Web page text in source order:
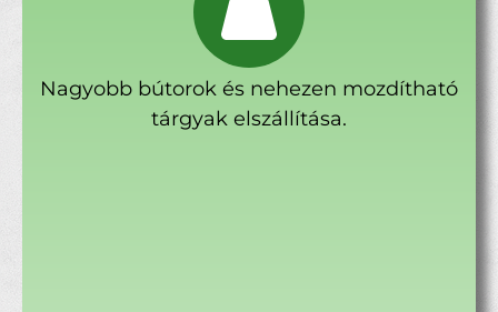
Nagyobb bútorok és nehezen mozdítható
tárgyak elszállítása.